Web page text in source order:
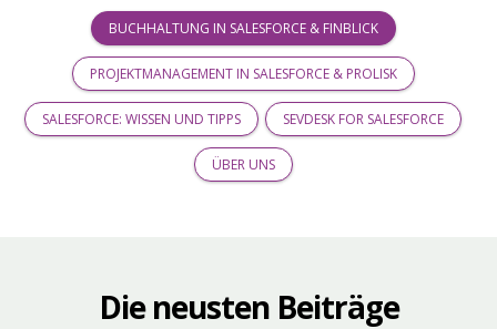
BUCHHALTUNG IN SALESFORCE & FINBLICK
PROJEKTMANAGEMENT IN SALESFORCE & PROLISK
SALESFORCE: WISSEN UND TIPPS SEVDESK FOR SALESFORCE
ÜBER UNS
Die neusten Beiträge